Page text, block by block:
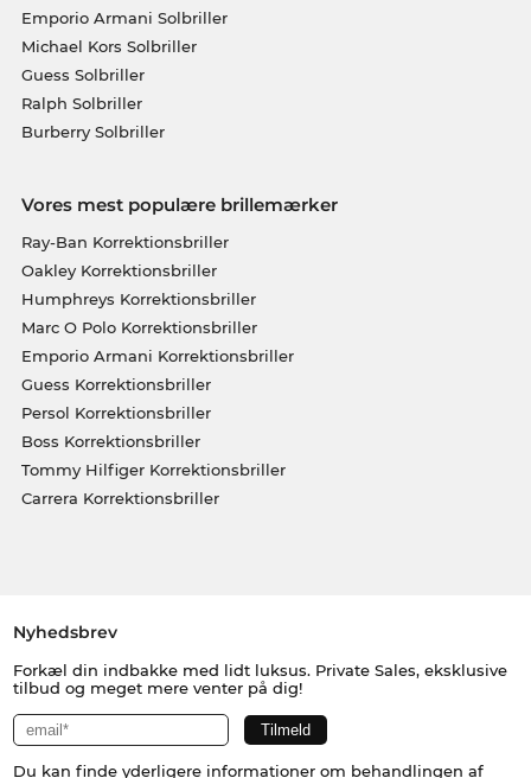
Emporio Armani Solbriller
Michael Kors Solbriller
Guess Solbriller
Ralph Solbriller
Burberry Solbriller
Vores mest populære brillemærker
Ray-Ban Korrektionsbriller
Oakley Korrektionsbriller
Humphreys Korrektionsbriller
Marc O Polo Korrektionsbriller
Emporio Armani Korrektionsbriller
Guess Korrektionsbriller
Persol Korrektionsbriller
Boss Korrektionsbriller
Tommy Hilfiger Korrektionsbriller
Carrera Korrektionsbriller
Nyhedsbrev
Forkæl din indbakke med lidt luksus. Private Sales, eksklusive
tilbud og meget mere venter på dig!
Du kan finde yderligere informationer om behandlingen af